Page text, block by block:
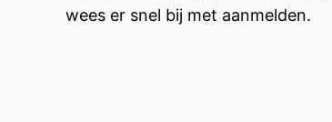
wees er snel bij met aanmelden.